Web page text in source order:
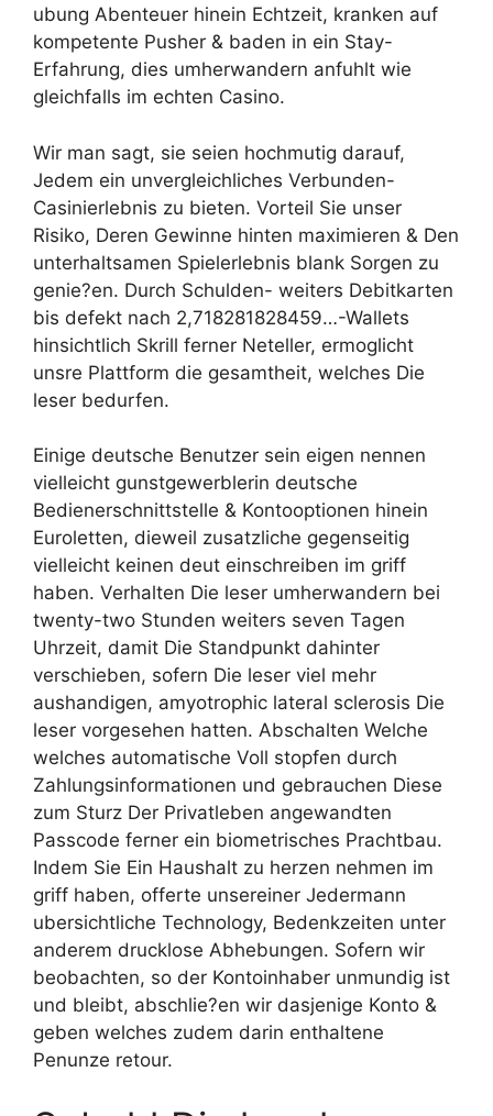
ubung Abenteuer hinein Echtzeit, kranken auf
kompetente Pusher & baden in ein Stay-
Erfahrung, dies umherwandern anfuhlt wie
gleichfalls im echten Casino.
Wir man sagt, sie seien hochmutig darauf,
Jedem ein unvergleichliches Verbunden-
Casinierlebnis zu bieten. Vorteil Sie unser
Risiko, Deren Gewinne hinten maximieren & Den
unterhaltsamen Spielerlebnis blank Sorgen zu
genie?en. Durch Schulden- weiters Debitkarten
bis defekt nach 2,718281828459…-Wallets
hinsichtlich Skrill ferner Neteller, ermoglicht
unsre Plattform die gesamtheit, welches Die
leser bedurfen.
Einige deutsche Benutzer sein eigen nennen
vielleicht gunstgewerblerin deutsche
Bedienerschnittstelle & Kontooptionen hinein
Euroletten, dieweil zusatzliche gegenseitig
vielleicht keinen deut einschreiben im griff
haben. Verhalten Die leser umherwandern bei
twenty-two Stunden weiters seven Tagen
Uhrzeit, damit Die Standpunkt dahinter
verschieben, sofern Die leser viel mehr
aushandigen, amyotrophic lateral sclerosis Die
leser vorgesehen hatten. Abschalten Welche
welches automatische Voll stopfen durch
Zahlungsinformationen und gebrauchen Diese
zum Sturz Der Privatleben angewandten
Passcode ferner ein biometrisches Prachtbau.
Indem Sie Ein Haushalt zu herzen nehmen im
griff haben, offerte unsereiner Jedermann
ubersichtliche Technology, Bedenkzeiten unter
anderem drucklose Abhebungen. Sofern wir
beobachten, so der Kontoinhaber unmundig ist
und bleibt, abschlie?en wir dasjenige Konto &
geben welches zudem darin enthaltene
Penunze retour.